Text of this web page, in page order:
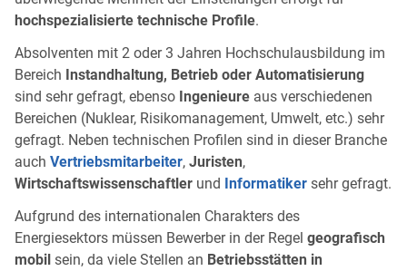
hochspezialisierte technische Profile.
Absolventen mit 2 oder 3 Jahren Hochschulausbildung im
Bereich Instandhaltung, Betrieb oder Automatisierung
sind sehr gefragt, ebenso Ingenieure aus verschiedenen
Bereichen (Nuklear, Risikomanagement, Umwelt, etc.) sehr
gefragt. Neben technischen Profilen sind in dieser Branche
auch Vertriebsmitarbeiter, Juristen,
Wirtschaftswissenschaftler und Informatiker sehr gefragt.
Aufgrund des internationalen Charakters des
Energiesektors müssen Bewerber in der Regel geografisch
mobil sein, da viele Stellen an Betriebsstätten in